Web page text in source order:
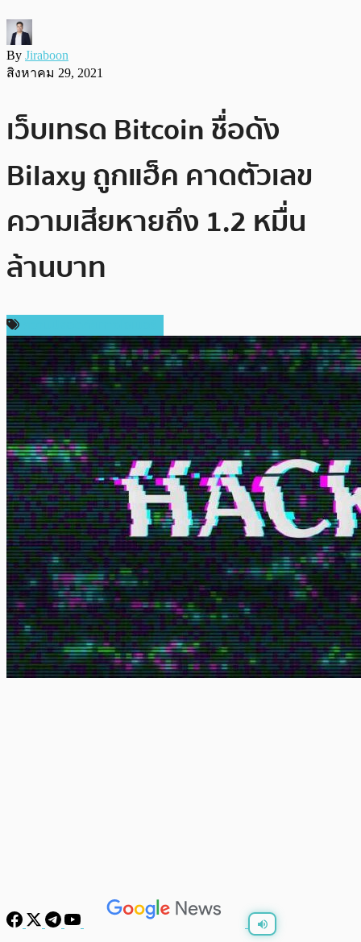
By Jiraboon
สิงหาคม 29, 2021
เว็บเทรด Bitcoin ชื่อดัง
Bilaxy ถูกแฮ็ค คาดตัวเลข
ความเสียหายถึง 1.2 หมื่น
ล้านบาท